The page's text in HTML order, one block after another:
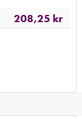
208,25 kr